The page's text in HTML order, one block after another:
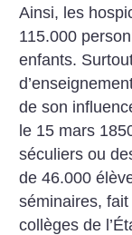
Ainsi, les
115.000
enfants.
de son
le 15 mars
séculiers ou
de 46.000
séminaires,
collèges de